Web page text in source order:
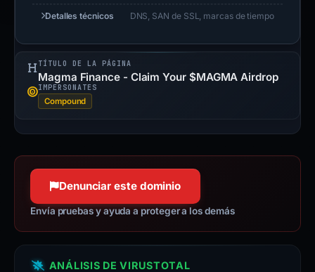
Detalles técnicos DNS, SAN de SSL, marcas de tiempo
TÍTULO DE LA PÁGINA
Magma Finance - Claim Your $MAGMA Airdrop
IMPERSONATES
Compound
Denunciar este dominio
Envía pruebas y ayuda a proteger a los demás
ANÁLISIS DE VIRUSTOTAL